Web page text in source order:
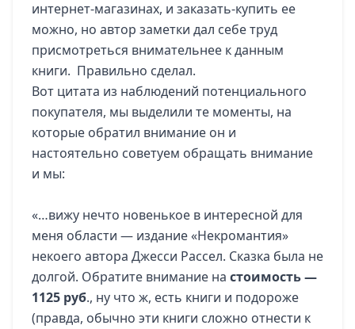
интернет-магазинах, и заказать-купить ее
можно, но автор заметки дал себе труд
присмотреться внимательнее к данным
книги. Правильно сделал.
Вот цитата из наблюдений потенциального
покупателя, мы выделили те моменты, на
которые обратил внимание он и
настоятельно советуем обращать внимание
и мы:
«…вижу нечто новенькое в интересной для
меня области — издание «Некромантия»
некоего автора Джесси Рассел. Сказка была не
долгой. Обратите внимание на стоимость —
1125 руб., ну что ж, есть книги и подороже
(правда, обычно эти книги сложно отнести к